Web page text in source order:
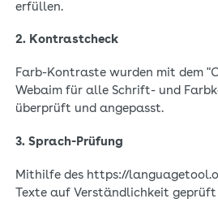
erfüllen.
2. Kontrastcheck
Farb-Kontraste wurden mit dem
Webaim für alle Schrift- und
überprüft und angepasst.
3. Sprach-Prüfung
Mithilfe des https://
Texte auf Verständlichkeit geprüft